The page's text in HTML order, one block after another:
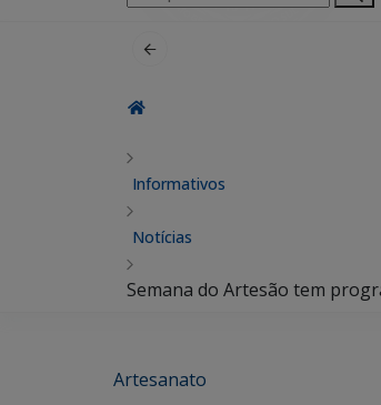
por:
Informativos
Notícias
Semana do Artesão tem
Artesanato